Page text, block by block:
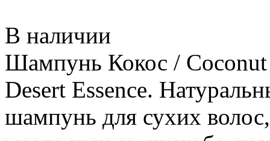
В наличии
Шампунь Кокос /
Desert Essence.
шампунь для сухих